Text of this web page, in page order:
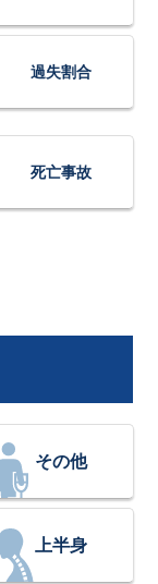
過失割合
死亡事故
その他
上半身